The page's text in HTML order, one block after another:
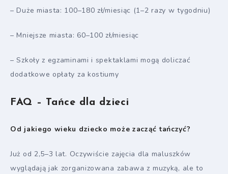
– Duże miasta: 100–180 zł/miesiąc (1–2 razy w tygodniu)
– Mniejsze miasta: 60–100 zł/miesiąc
– Szkoły z egzaminami i spektaklami mogą doliczać
dodatkowe opłaty za kostiumy
FAQ – Tańce dla dzieci
Od jakiego wieku dziecko może zacząć tańczyć?
Już od 2,5–3 lat. Oczywiście zajęcia dla maluszków
wyglądają jak zorganizowana zabawa z muzyką, ale to